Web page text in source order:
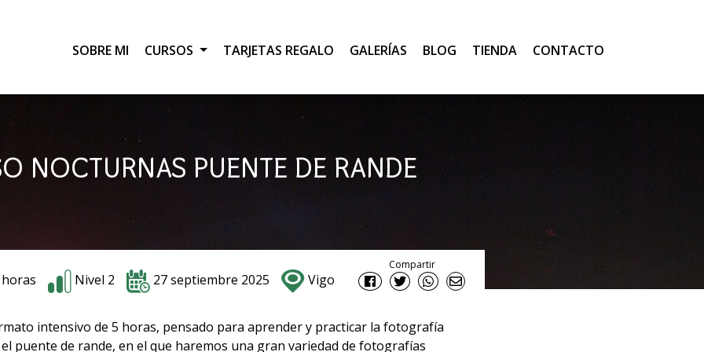
SOBRE MI CURSOS TARJETAS REGALO GALERÍAS BLOG TIENDA CONTACTO
NOCTURNAS PUENTE DE RANDE
Nivel 2 27 septiembre 2025 Vigo
Compartir
intensivo de 5 horas, pensado para aprender y practicar la fotografía
puente de rande, en el que haremos una gran variedad de fotografías